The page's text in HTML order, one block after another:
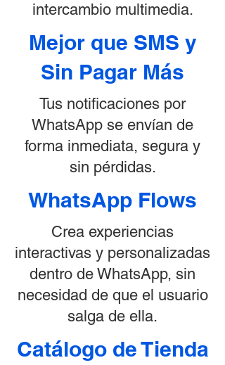
intercambio multimedia.
Mejor que SMS y
Sin Pagar Más
Tus notificaciones por
WhatsApp se envían de
forma inmediata, segura y
sin pérdidas.
WhatsApp Flows
Crea experiencias
interactivas y personalizadas
dentro de WhatsApp, sin
necesidad de que el usuario
salga de ella.
Catálogo de Tienda